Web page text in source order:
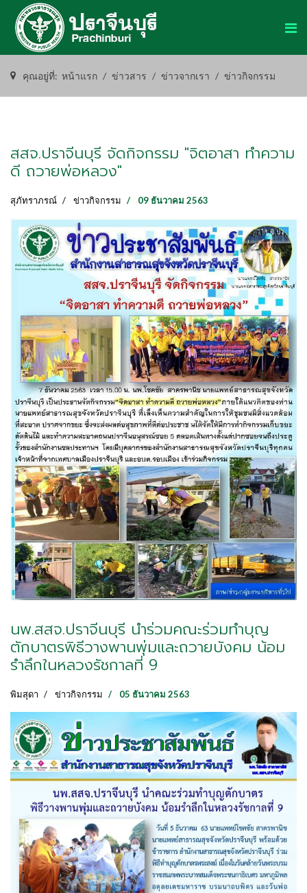
คุณอยู่ที่: หน้าแรก ข่าวสาร ข่าวจากเรา ข่าวกิจกรรม
สสจ.ปราจีนบุรี จัดกิจกรรม "จิตอาสา ทำความ
ดี ถวายพ่อหลวง"
สุภัทราภรณ์ ข่าวกิจกรรม 09 ธันวาคม 2563
นพ.สสจ.ปราจีนบุรี นำร่วมคณะร่วมทำบุญ
ตักบาตรพิธีวางพานพุ่มและถวายบังคม น้อม
รำลึกในหลวงรัชกาลที่ 9
พิมสุดา ข่าวกิจกรรม 05 ธันวาคม 2563